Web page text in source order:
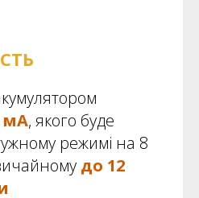
мА, якого буде
режимі на 8
до 12